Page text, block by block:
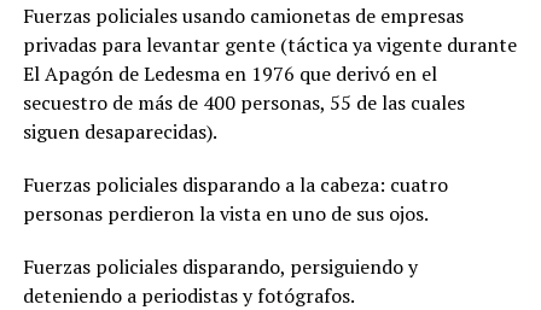
Fuerzas policiales usando camionetas de empresas
privadas para levantar gente (táctica ya vigente durante
El Apagón de Ledesma en 1976 que derivó en el
secuestro de más de 400 personas, 55 de las cuales
siguen desaparecidas).
Fuerzas policiales disparando a la cabeza: cuatro
personas perdieron la vista en uno de sus ojos.
Fuerzas policiales disparando, persiguiendo y
deteniendo a periodistas y fotógrafos.